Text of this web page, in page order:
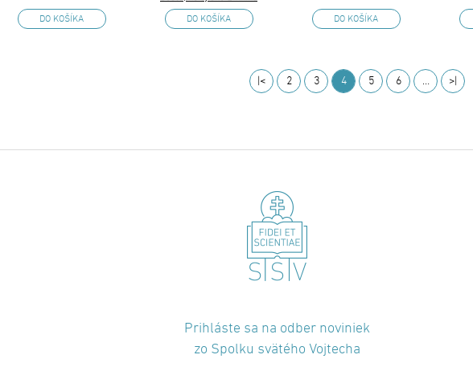
DO KOŠÍKA DO KOŠÍKA DO KOŠÍKA
|< 2 3 4 5 6 … >|
Prihláste sa na odber noviniek
zo Spolku svätého Vojtecha